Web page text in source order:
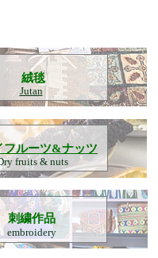
​絨毯
Jutan
フルーツ&ナッツ
fruits & nuts
刺繍作品
embroidery